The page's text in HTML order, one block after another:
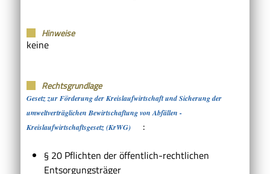
Hinweise
keine
Rechtsgrundlage
Gesetz zur Förderung der Kreislaufwirtschaft und Sicherung der
umweltverträglichen Bewirtschaftung von Abfällen -
Kreislaufwirtschaftsgesetz (KrWG)
:
§ 20 Pflichten der öffentlich-rechtlichen
Entsorgungsträger